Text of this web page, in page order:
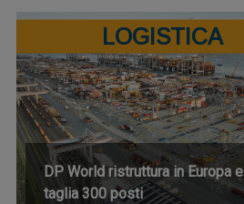
LOGISTICA
DP World ristruttura in Europa e
taglia 300 posti